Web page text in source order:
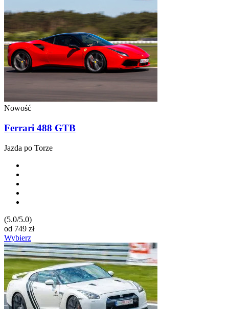
Nowość
Ferrari 488 GTB
Jazda po Torze
(5.0/5.0)
od 749 zł
Wybierz